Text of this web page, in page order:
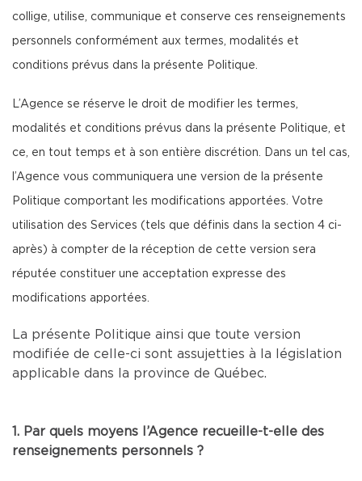
collige, utilise, communique et conserve ces renseignements
personnels conformément aux termes, modalités et
conditions prévus dans la présente Politique.
L’Agence se réserve le droit de modifier les termes,
modalités et conditions prévus dans la présente Politique, et
ce, en tout temps et à son entière discrétion. Dans un tel cas,
l’Agence vous communiquera une version de la présente
Politique comportant les modifications apportées. Votre
utilisation des Services (tels que définis dans la section 4 ci-
après) à compter de la réception de cette version sera
réputée constituer une acceptation expresse des
modifications apportées.
La présente Politique ainsi que toute version
modifiée de celle-ci sont assujetties à la législation
applicable dans la province de Québec.
1. Par quels moyens l’Agence recueille-t-elle des
renseignements personnels ?